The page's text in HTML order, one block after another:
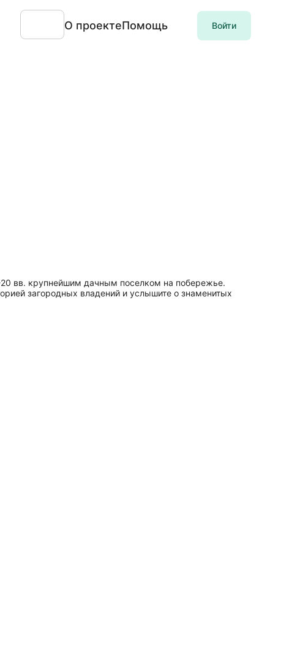
О проектеПомощь Войти
вв. крупнейшим дачным поселком на побережье.
загородных владений и услышите о знаменитых